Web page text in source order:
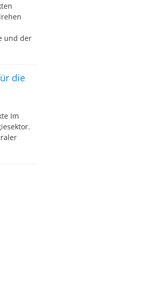
und der
die
Im